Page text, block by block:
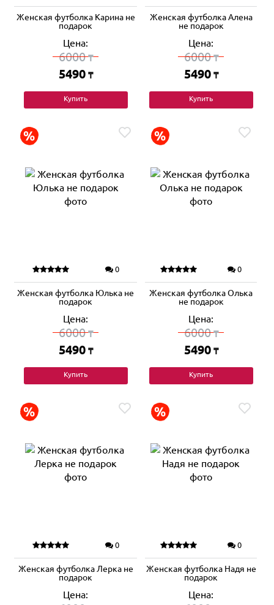
Женская футболка Карина не
подарок
Цена:
6000₸
5490 ₸
Купить
Женская футболка Алена
не подарок
Цена:
6000₸
5490 ₸
Купить
0
Женская футболка Юлька не
подарок
Цена:
6000₸
5490 ₸
Купить
0
Женская футболка Олька
не подарок
Цена:
6000₸
5490 ₸
Купить
0
Женская футболка Лерка не
подарок
Цена:
0
Женская футболка Надя не
подарок
Цена: